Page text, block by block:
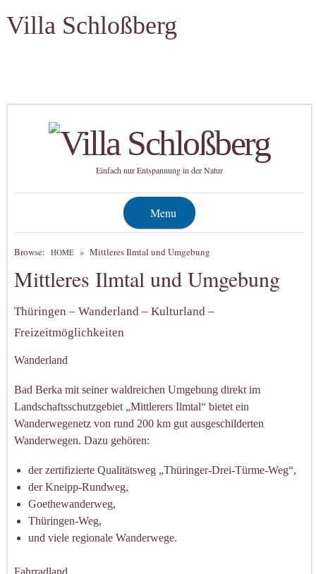
Villa Schloßberg
Einfach nur Entspannung in der Natur
Menu
Browse: HOME » Mittleres Ilmtal und Umgebung
Mittleres Ilmtal und Umgebung
Thüringen – Wanderland – Kulturland –
Freizeitmöglichkeiten
Wanderland
Bad Berka mit seiner waldreichen Umgebung direkt im
Landschaftsschutzgebiet „Mittlerers Ilmtal“ bietet ein
Wanderwegenetz von rund 200 km gut ausgeschilderten
Wanderwegen. Dazu gehören:
der zertifizierte Qualitätsweg „Thüringer-Drei-Türme-Weg“,
der Kneipp-Rundweg,
Goethewanderweg,
Thüringen-Weg,
und viele regionale Wanderwege.
Fahrradland